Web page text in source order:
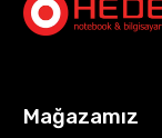
Mağazamız